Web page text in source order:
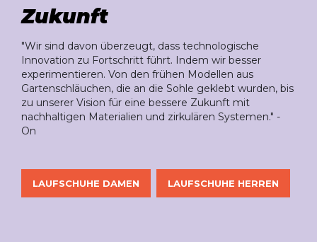
Zukunft
"Wir sind davon überzeugt, dass technologische
Innovation zu Fortschritt führt. Indem wir besser
experimentieren. Von den frühen Modellen aus
Gartenschläuchen, die an die Sohle geklebt wurden, bis
zu unserer Vision für eine bessere Zukunft mit
nachhaltigen Materialien und zirkulären Systemen." -
On
LAUFSCHUHE DAMEN LAUFSCHUHE HERREN